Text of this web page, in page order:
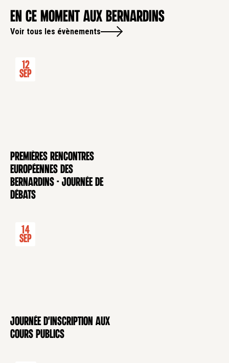
en ce moment aux Bernardins
Voir tous les évènements
CONFÉRENCE
12
Sep
Premières rencontres
européennes des
Bernardins - Journée de
débats
CONFÉRENCE
14
Sep
Journée d'inscription aux
cours publics